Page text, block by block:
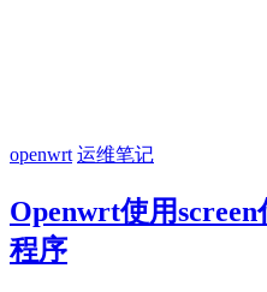
openwrt 运维笔记
Openwrt使用
程序